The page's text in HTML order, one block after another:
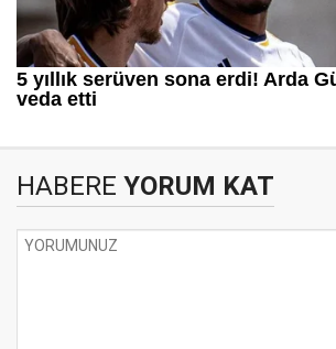
HABERE YORUM KAT